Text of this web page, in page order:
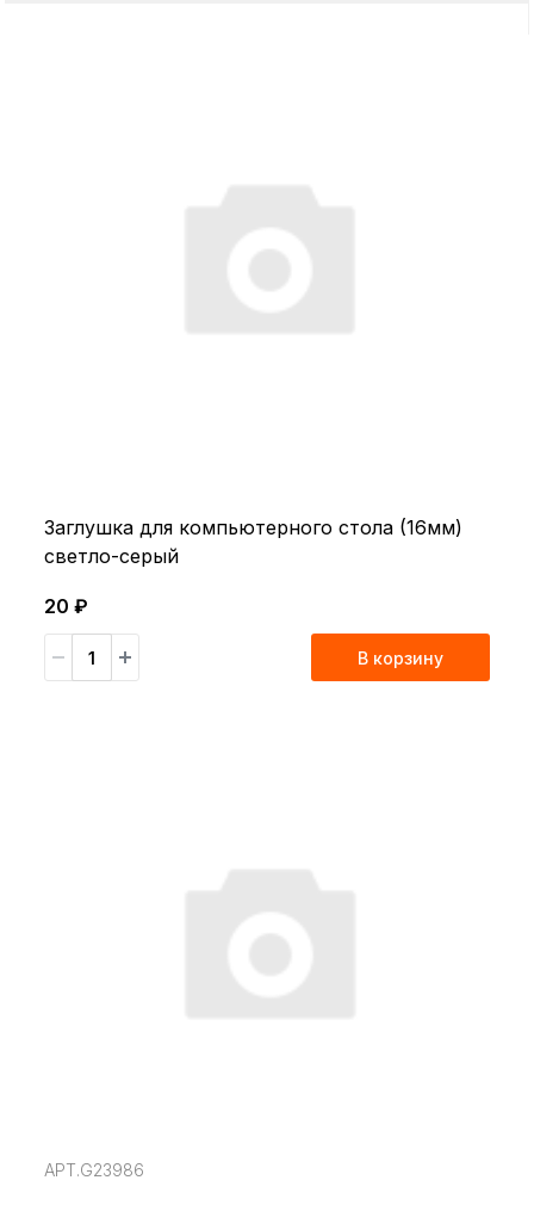
Заглушка для компьютерного стола (16мм)
светло-серый
20 ₽
В корзину
АРТ.G23986